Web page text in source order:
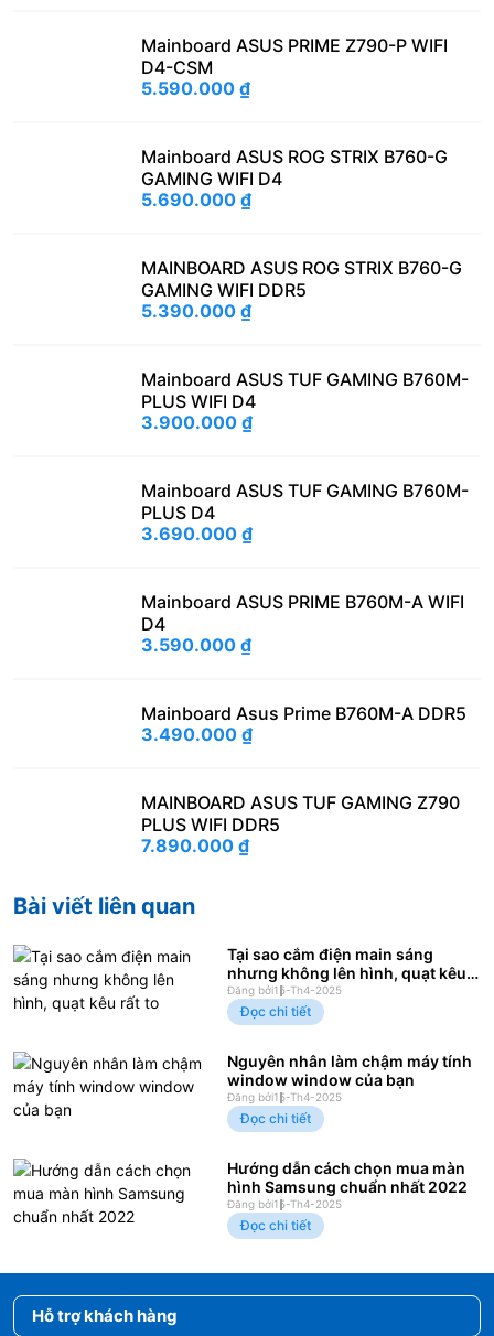
Mainboard ASUS PRIME Z790-P WIFI
D4-CSM
5.590.000 ₫
Mainboard ASUS ROG STRIX B760-G
GAMING WIFI D4
5.690.000 ₫
MAINBOARD ASUS ROG STRIX B760-G
GAMING WIFI DDR5
5.390.000 ₫
Mainboard ASUS TUF GAMING B760M-
PLUS WIFI D4
3.900.000 ₫
Mainboard ASUS TUF GAMING B760M-
PLUS D4
3.690.000 ₫
Mainboard ASUS PRIME B760M-A WIFI
D4
3.590.000 ₫
Mainboard Asus Prime B760M-A DDR5
3.490.000 ₫
MAINBOARD ASUS TUF GAMING Z790
PLUS WIFI DDR5
7.890.000 ₫
Bài viết liên quan
Đăng bởi15-Th4-2025
Tại sao cắm điện main sáng
nhưng không lên hình, quạt kêu
rất to
Đọc chi tiết
Đăng bởi15-Th4-2025
Nguyên nhân làm chậm máy tính
window window của bạn
Đọc chi tiết
Đăng bởi15-Th4-2025
Hướng dẫn cách chọn mua màn
hình Samsung chuẩn nhất 2022
Đọc chi tiết
Hỗ trợ khách hàng